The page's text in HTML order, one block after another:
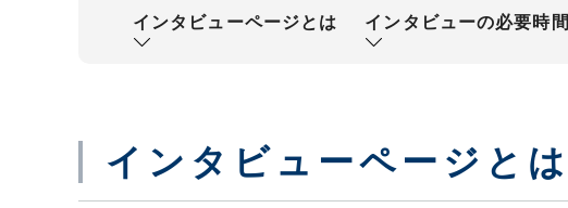
インタビューページとは インタビューの必要時間
インタビューページとは